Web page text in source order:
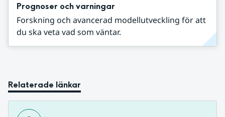
Prognoser och varningar
Forskning och avancerad modellutveckling för att
du ska veta vad som väntar.
Relaterade länkar